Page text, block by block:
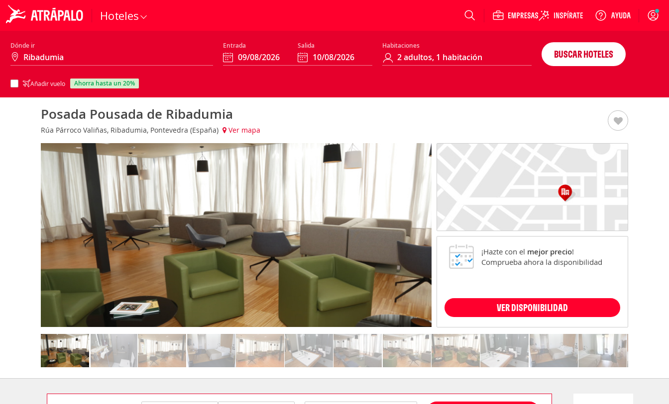
Hoteles Login
Dónde ir Entrada Salida Habitaciones
Añadir vuelo ahorra hasta un 20%
BUSCAR HOTELES
Posada Pousada de Ribadumia
Rúa Párroco Valiñas, Ribadumia, Pontevedra (España) Ver mapa
¡Hazte con el mejor precio!
Comprueba ahora la disponibilidad
VER DISPONIBILIDAD